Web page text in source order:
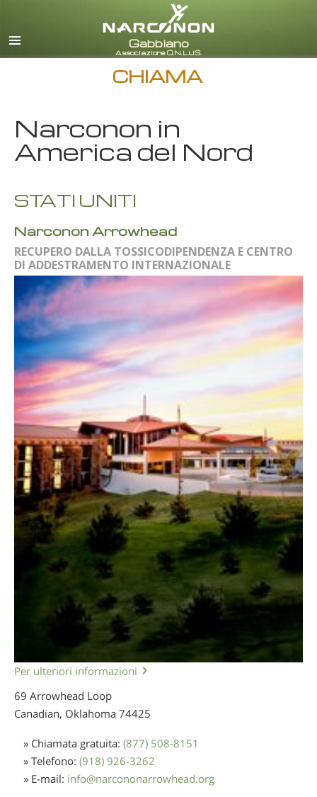
italiano
CHIAMA
Narconon in
America del Nord
STATI UNITI
Narconon Arrowhead
RECUPERO DALLA TOSSICODIPENDENZA E CENTRO
DI ADDESTRAMENTO INTERNAZIONALE
Per ulteriori informazioni
69 Arrowhead Loop
Canadian, Oklahoma 74425
» Chiamata gratuita: (877) 508-8151
» Telefono: (918) 926-3262
» E-mail: info@narcononarrowhead.org